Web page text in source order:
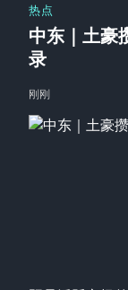
热点
中东｜土豪
录
刚刚